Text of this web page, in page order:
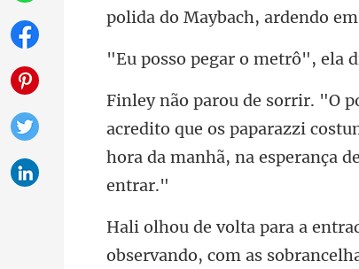
, ela
edito que os paparazzi
ho
observando, com as